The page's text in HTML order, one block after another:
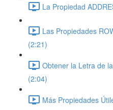
La Propiedad
Las Propiedades
(2:21)
Obtener la Letra de
(2:04)
Más Propiedades